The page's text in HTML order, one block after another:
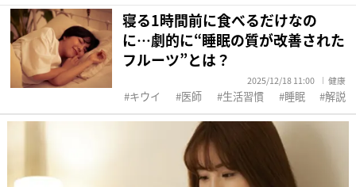
寝る1時間前に食べるだけなの
に…劇的に“睡眠の質が改善された
フルーツ”とは？
2025/12/18 11:00 健康
キウイ 医師 生活習慣 睡眠 解説